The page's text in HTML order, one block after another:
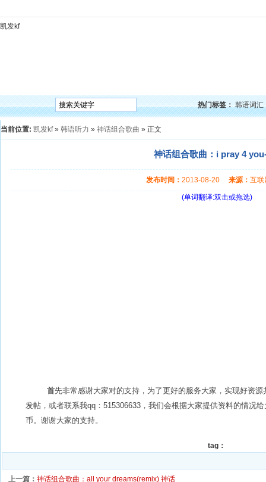
凯发kf
热门标签： 韩语词汇
当前位置: 凯发kf» 韩语听力 » 神话组合歌曲 » 正文
神话组合歌曲：i pray 4
发布时间： 2013-08-20 来源： 互
(单词翻译:双击或拖选)
首先非常感谢大家对的支持，为了更好的服务大家，实现好资源
发帖，或者联系我qq：515306633，我们会根据大家提供资料的情况
币。谢谢大家的支持。
tag：
上一篇： 神话组合歌曲：all your dreams(remix) 神话